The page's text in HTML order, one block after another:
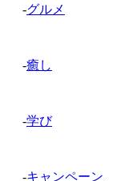
-グルメ
-癒し
-学び
-キャンペーン